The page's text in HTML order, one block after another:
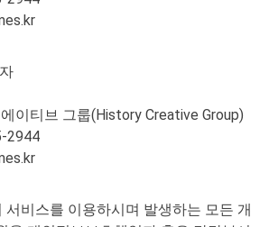
이티브 그룹(History Creative Group)
2944
비스를 이용하시며 발생하는 모든 개